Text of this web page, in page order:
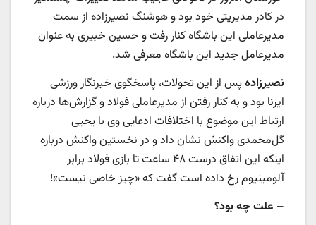
در کادر مدیریتی خود بود و هوشنگ نصیرزاده از سمت
مدیرعاملی این باشگاه کنار رفت و حسین خبیری به عنوان
مدیرعامل جدید این باشگاه معرفی شد.
نصیرزادهپس از این تحولات، پاسخگوی خبرنگار ورزشی
ایرنا بود و به کنار رفتن از مدیرعاملی فولاد و گزارش‌ها درباره
ارتباط این موضوع با اختلافات ادعایی وی با یحیی
گل‌محمدی واکنش نشان داد و در نخستین واکنش درباره
اینکه این اتفاق درست ۴۸ ساعت تا بازی فولاد برابر
آلومینیوم رخ داده است گفت که «چیز خاصی نیست»!
– علت چه بود؟